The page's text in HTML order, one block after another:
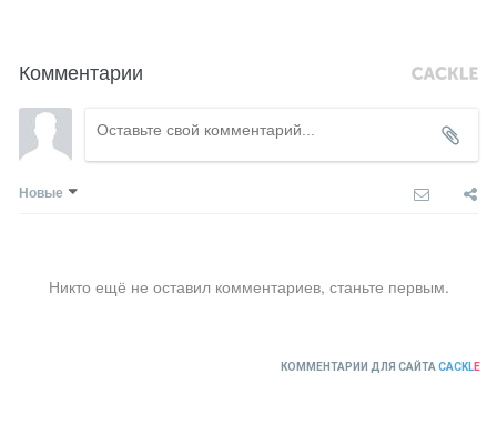
Комментарии
Новые
Никто ещё не оставил комментариев, станьте первым.
КОММЕНТАРИИ ДЛЯ САЙТА CACKLE